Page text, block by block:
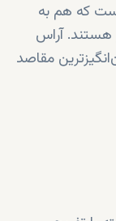
که هم به
آراس
مقاصد